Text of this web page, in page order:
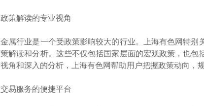
政策解读的专业视角
金属行业是一个受政策影响较大的行业。上海有色网特别
策解读和分析。这些不仅包括国家层面的宏观政策，也包
视角和深入的分析，上海有色网帮助用户把握政策动向，
交易服务的便捷平台